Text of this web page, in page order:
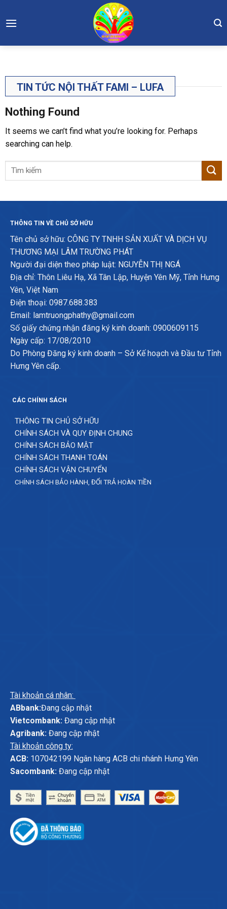
to
TIN TỨC NỘI THẤT FAMI – LUFA
Nothing Found
It seems we can’t find what you’re looking for. Perhaps
searching can help.
THÔNG TIN VỀ CHỦ SỞ HỮU
Tên chủ sở hữu: CÔNG TY TNHH SẢN XUẤT VÀ DỊCH VỤ
THƯƠNG MẠI LÂM TRƯỜNG PHÁT
Người đại diện theo pháp luật: NGUYỄN THỊ NGÁ
Địa chỉ: Thôn Liêu Hạ, Xã Tân Lập, Huyện Yên Mỹ, Tỉnh Hưng
Yên, Việt Nam
Điện thoại: 0987.688.383
Email: lamtruongphathy@gmail.com
Số giấy chứng nhận đăng ký kinh doanh: 0900609115
Ngày cấp: 17/08/2010
Do Phòng Đăng ký kinh doanh – Sở Kế hoạch và Đầu tư Tỉnh
Hưng Yên cấp.
CÁC CHÍNH SÁCH
THÔNG TIN CHỦ SỞ HỮU
CHÍNH SÁCH VÀ QUY ĐỊNH CHUNG
CHÍNH SÁCH BẢO MẬT
CHÍNH SÁCH THANH TOÁN
CHÍNH SÁCH VẬN CHUYỂN
CHÍNH SÁCH BẢO HÀNH, ĐỔI TRẢ HOÀN TIỀN
Tài khoản cá nhân:
ABbank:Đang cập nhật
Vietcombank:Đang cập nhật
Agribank:Đang cập nhật
Tài khoản công ty:
ACB:107042199 Ngân hàng ACB chi nhánh Hưng Yên
Sacombank:Đang cập nhật